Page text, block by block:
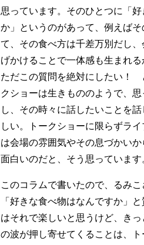
思っています。そのひとつに「
か」というのがあって、例えば
て、その食べ方は千差万別だし
げかけることで一体感も生まれる
ただこの質問を絶対にしたい！
クショーは生きもののようで、
し、その時々に話したいことを
しい。トークショーに限らずラ
は会場の雰囲気やその息づかい
面白いのだと、そう思っています
このコラムで書いたので、るみ
「好きな食べ物はなんですか」
はそれで楽しいと思うけど、き
の波が押し寄せてくることは、